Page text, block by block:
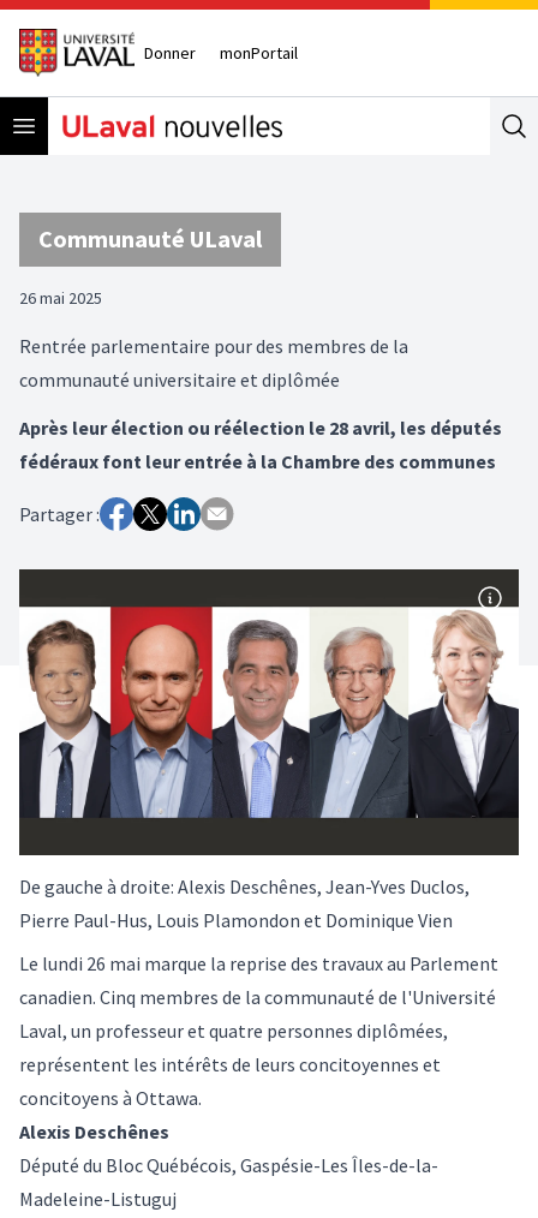
Donner monPortail
Open menu
Communauté ULaval
26 mai 2025
Rentrée parlementaire pour des membres de la
communauté universitaire et diplômée
Après leur élection ou réélection le 28 avril, les députés
fédéraux font leur entrée à la Chambre des communes
Partager :
De gauche à droite: Alexis Deschênes, Jean-Yves Duclos,
Pierre Paul-Hus, Louis Plamondon et Dominique Vien
Le lundi 26 mai marque la reprise des travaux au Parlement
canadien. Cinq membres de la communauté de l'Université
Laval, un professeur et quatre personnes diplômées,
représentent les intérêts de leurs concitoyennes et
concitoyens à Ottawa.
Alexis Deschênes
Député du Bloc Québécois, Gaspésie-Les Îles-de-la-
Madeleine-Listuguj